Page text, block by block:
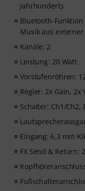
Jahrhunderts
Bluetooth-
Musik aus
Kanäle: 2
Leistung: 20 Watt
Vorstufenröhren:
Regler: 2x Gain, 2x
Schalter: Ch1/Ch2,
Eingang: 6,3 mm
FX Send & Return: